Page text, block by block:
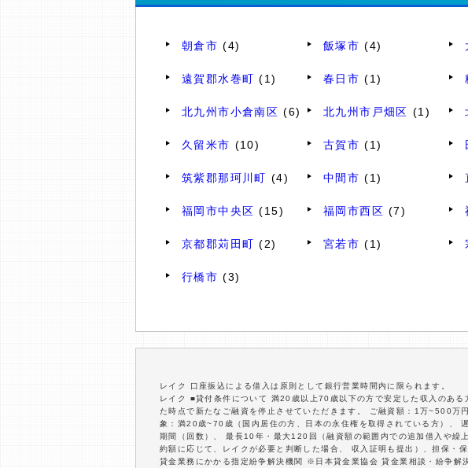
朝倉市 (4) 飯塚市 (4)
遠賀郡水巻町 (1) 春日市 (1)
北九州市小倉南区 (6) 北九州市戸畑区 (1)
久留米市 (10) 古賀市 (1)
筑紫郡那珂川町 (4) 中間市 (1)
福岡市中央区 (15) 福岡市西区 (7)
京都郡苅田町 (2) 宮若市 (1)
行橋市 (3)
レイク 口座振込による借入は原則として銀行営業時間内に限られます。
レイク ■貸付条件について 満20歳以上70歳以下の方で安定した収入のあ
た時点で新たなご融資を停止させていただきます。 ご融資額：1万~500
象：満20歳~70歳（国内居住の方、日本の永住権を取得されている方）、
期間（回数）、 最長10年・最大120回（融資額の範囲内での追加借入や繰
約額に応じて、レイクが必要と判断した場合、 収入証明も提出）、担保
貸金業務にかかる指定紛争解決機関 ※日本貸金業協会 貸金業相談・紛争解